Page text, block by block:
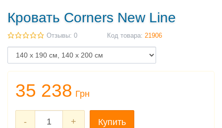
Кровать Corners New Line
Отзывы: 0 Код товара: 21906
35 238 Грн
- + Купить